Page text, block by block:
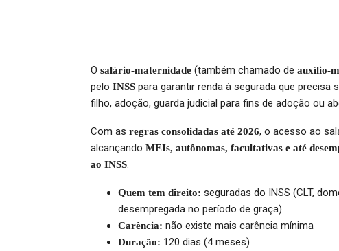
O salário-maternidade (também chamado de auxílio-
pelo INSS para garantir renda à segurada que
filho, adoção, guarda judicial para fins de adoção ou
Com as regras consolidadas até 2026, o acesso ao
alcançando MEIs, autônomas, facultativas e até
ao INSS
Quem tem direito: seguradas do INSS (CLT,
desempregada no período de graça)
Carência: não existe mais carência mínima
Duração: 120 dias (4 meses)